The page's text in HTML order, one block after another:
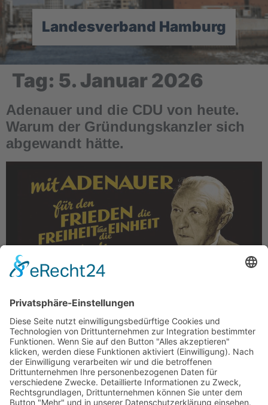
Landesverband Hamburg
Tag: 5. Januar 2026
Adenauer und die CDU von heute.
Warum der Gründungskanzler sich
abgewandt hätte.
Heute wäre Konrad Adenauer 150 Jahre alt
geworden. Die ebenso unbequeme wie plausible
Antwort lautet: wahrscheinlich nicht. Adenauer war
kein Ideologe, sondern ein freiheitlich denkender
Gestalter mit festem Wertefundament. Sein […]